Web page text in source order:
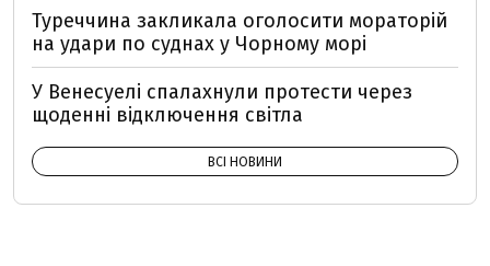
Туреччина закликала оголосити мораторій
на удари по суднах у Чорному морі
У Венесуелі спалахнули протести через
щоденні відключення світла
ВСІ НОВИНИ